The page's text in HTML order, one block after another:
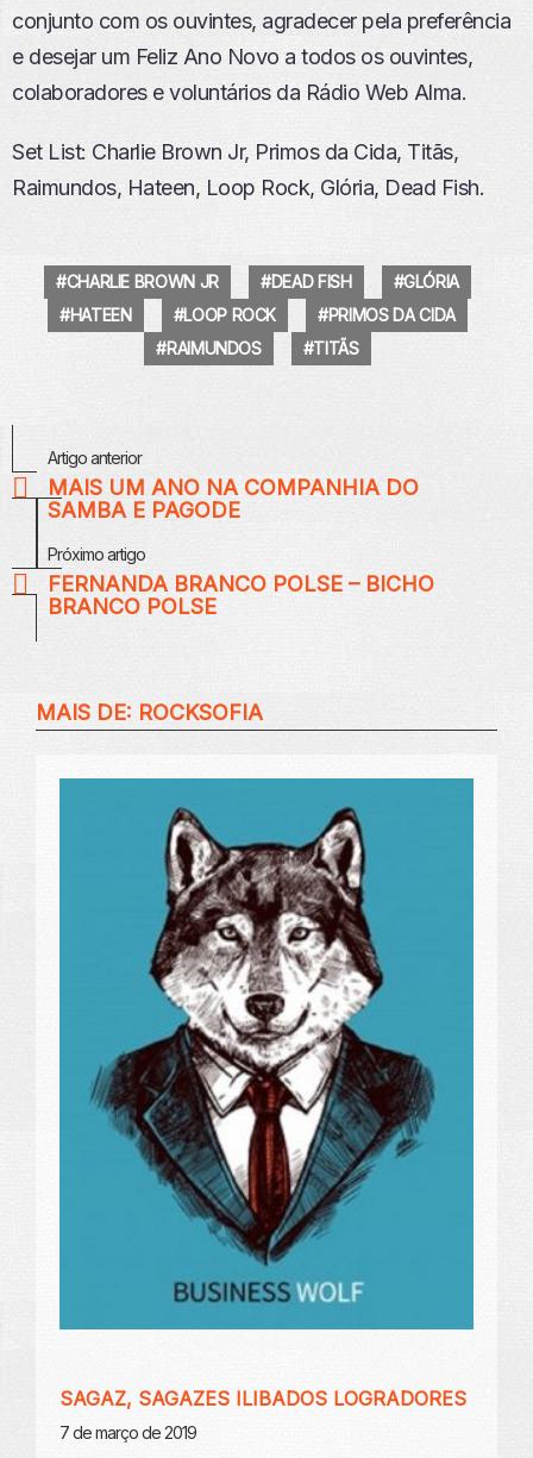
conjunto com os ouvintes, agradecer pela preferência
e desejar um Feliz Ano Novo a todos os ouvintes,
colaboradores e voluntários da Rádio Web Alma.
Set List: Charlie Brown Jr, Primos da Cida, Titãs,
Raimundos, Hateen, Loop Rock, Glória, Dead Fish.
CHARLIE BROWN JR DEAD FISH
GLÓRIA
HATEEN
LOOP ROCK
PRIMOS DA CIDA
RAIMUNDOS
TITÃS
MaisArtigo anterior
MAIS UM ANO NA COMPANHIA DO
SAMBA E PAGODE
Próximo artigo
FERNANDA BRANCO POLSE – BICHO
BRANCO POLSE
MAIS DE: ROCKSOFIA
SAGAZ, SAGAZES ILIBADOS LOGRADORES
7 de março de 2019